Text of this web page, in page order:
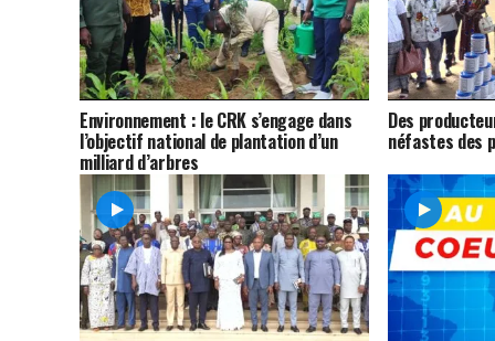
Environnement : le CRK s’engage dans
l’objectif national de plantation d’un
milliard d’arbres
Des
néfastes des